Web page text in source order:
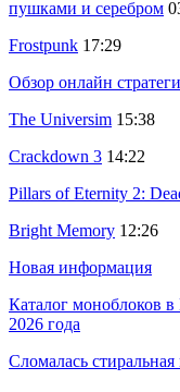
пушками и серебром
Frostpunk 17:29
Обзор онлайн
The Universim 15:38
Crackdown 3 14:22
Pillars of Eternity 2:
Bright Memory 12:26
Новая информация
Каталог моноблоков
2026 года
Сломалась